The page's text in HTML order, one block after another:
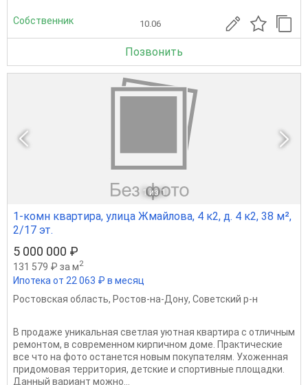
Собственник 10.06
Позвонить
1 из 1
1-комн квартира, улица Жмайлова, 4 к2, д. 4 к2, 38 м²,
2/17 эт.
5 000 000 ₽
131 579 ₽ за м2
Ипотека от 22 063 ₽ в месяц
Ростовская область, Ростов-на-Дону, Советский р-н
В продаже уникальная светлая уютная квартира с отличным
ремонтом, в современном кирпичном доме. Практические
все что на фото останется новым покупателям. Ухоженная
придомовая территория, детские и спортивные площадки.
Данный вариант можно...